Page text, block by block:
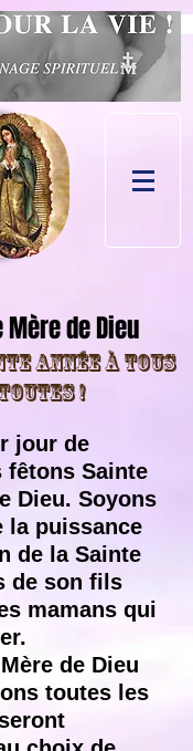
de Dieu
année à tous
!
jour de
fêtons Sainte
Dieu. Soyons
la puissance
de la Sainte
de son fils
mamans qui
de Dieu
toutes les